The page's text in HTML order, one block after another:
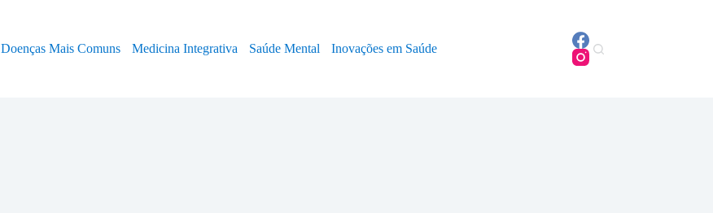
Doenças Mais Comuns Medicina Integrativa Saúde Mental Inovações em Saúde